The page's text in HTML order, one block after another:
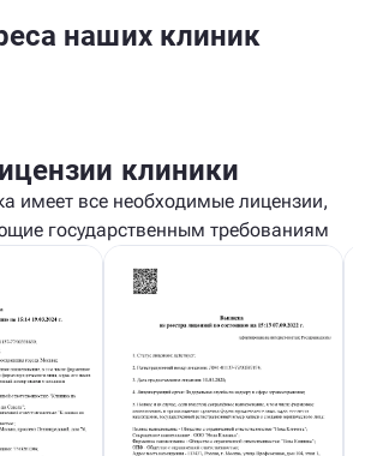
наших клиник
клиники
имеет все необходимые лицензии,
государственным требованиям